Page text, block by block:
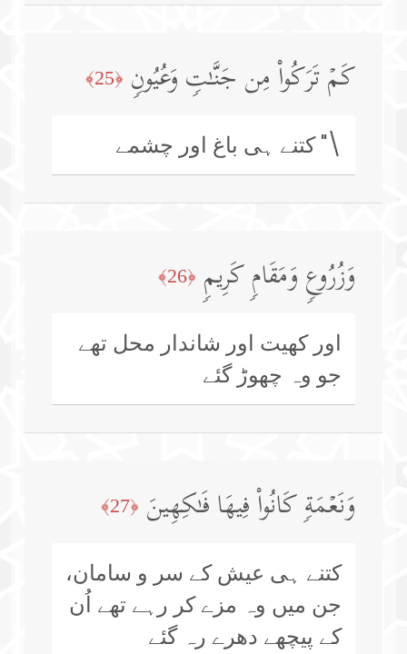
كَمۡ تَرَكُوا۟ مِن جَنَّـٰتࣲ وَعُیُونࣲ ﴿25﴾
\" کتنے ہی باغ اور چشمے
وَزُرُوعࣲ وَمَقَامࣲ كَرِیمࣲ ﴿26﴾
اور کھیت اور شاندار محل تھے
جو وہ چھوڑ گئے
وَنَعۡمَةࣲ كَانُوا۟ فِیهَا فَـٰكِهِینَ ﴿27﴾
کتنے ہی عیش کے سر و سامان،
جن میں وہ مزے کر رہے تھے اُن
کے پیچھے دھرے رہ گئے